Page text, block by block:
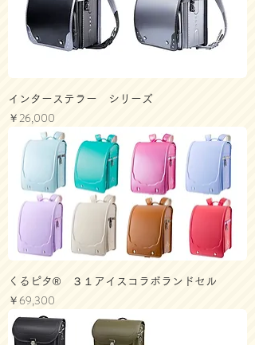
インターステラー シリーズ
価格
￥26,000
くるピタ® ３１アイスコラボランドセル
価格
￥69,300